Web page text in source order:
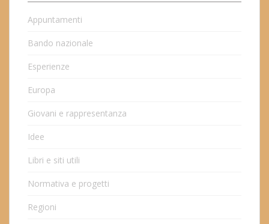
Appuntamenti
Bando nazionale
Esperienze
Europa
Giovani e rappresentanza
Idee
Libri e siti utili
Normativa e progetti
Regioni